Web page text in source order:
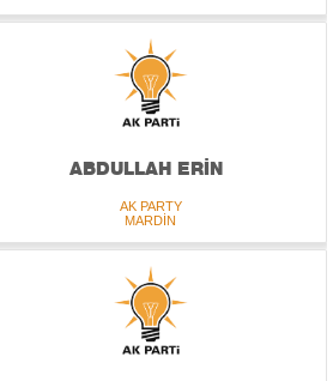
ABDULLAH ERİN
AK PARTY
MARDİN